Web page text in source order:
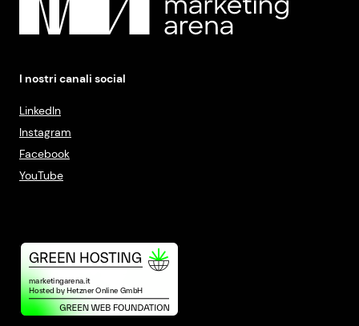
I nostri canali social
LinkedIn
Instagram
Facebook
YouTube